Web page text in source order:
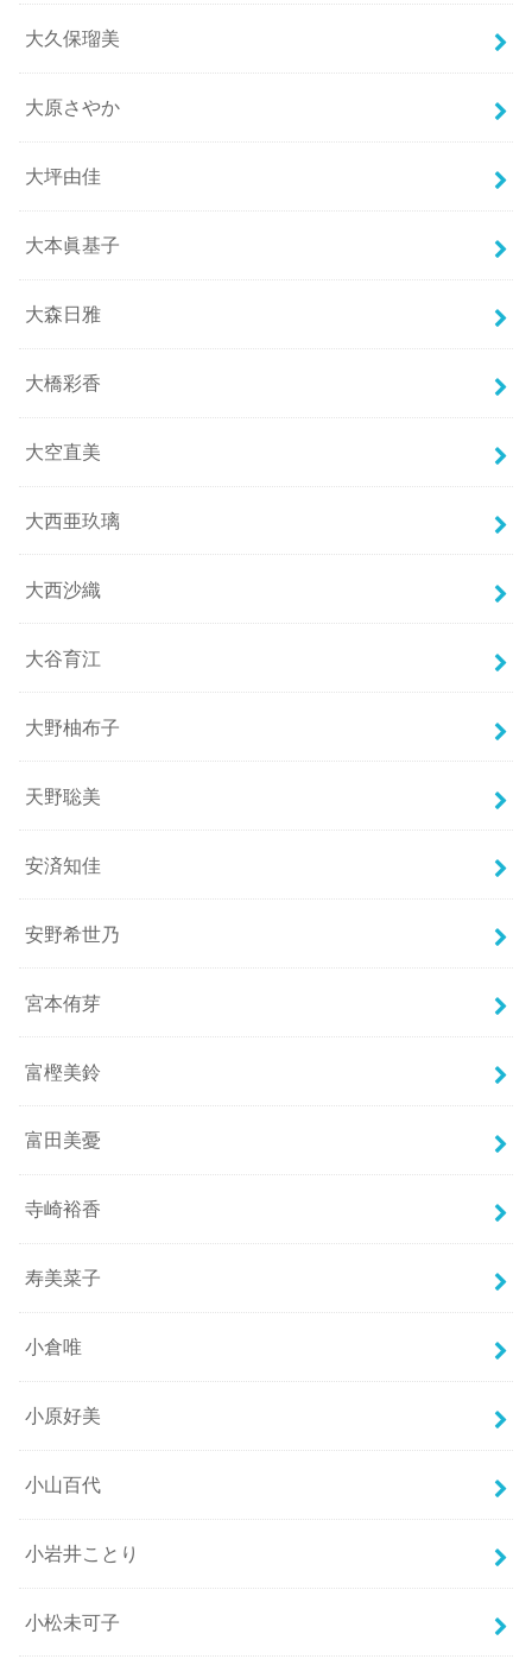
大久保瑠美
大原さやか
大坪由佳
大本眞基子
大森日雅
大橋彩香
大空直美
大西亜玖璃
大西沙織
大谷育江
大野柚布子
天野聡美
安済知佳
安野希世乃
宮本侑芽
富樫美鈴
富田美憂
寺崎裕香
寿美菜子
小倉唯
小原好美
小山百代
小岩井ことり
小松未可子